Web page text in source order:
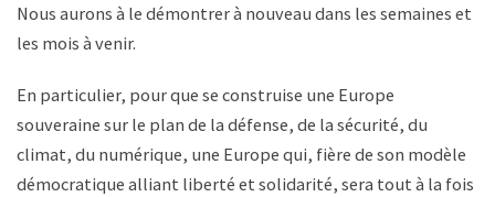
Nous aurons à le démontrer à nouveau dans les semaines et
les mois à venir.
En particulier, pour que se construise une Europe
souveraine sur le plan de la défense, de la sécurité, du
climat, du numérique, une Europe qui, fière de son modèle
démocratique alliant liberté et solidarité, sera tout à la fois